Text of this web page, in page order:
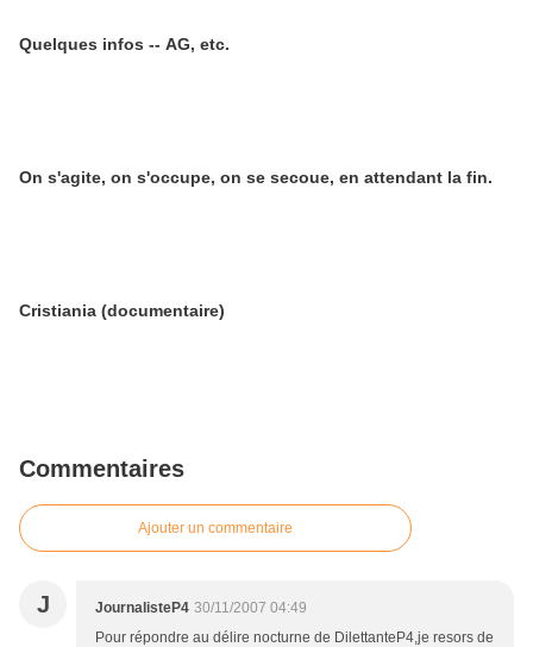
Quelques infos -- AG, etc.
On s'agite, on s'occupe, on se secoue, en attendant la fin.
Cristiania (documentaire)
Commentaires
Ajouter un commentaire
J JournalisteP4 30/11/2007 04:49
Pour répondre au délire nocturne de DilettanteP4,je resors de